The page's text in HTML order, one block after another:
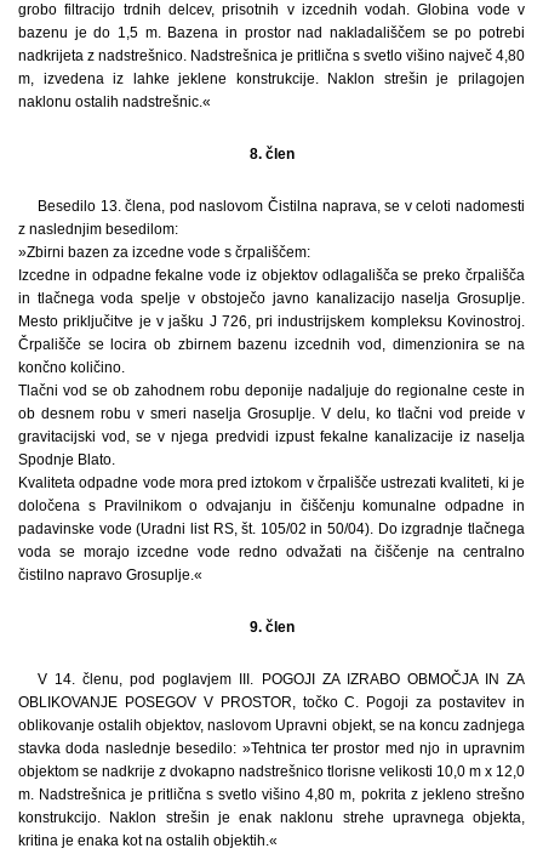
grobo filtracijo trdnih delcev, prisotnih v izcednih vodah. Globina vode v
bazenu je do 1,5 m. Bazena in prostor nad nakladališčem se po potrebi
nadkrijeta z nadstrešnico. Nadstrešnica je pritlična s svetlo višino največ 4,80
m, izvedena iz lahke jeklene konstrukcije. Naklon strešin je prilagojen
naklonu ostalih nadstrešnic.«
8. člen
Besedilo 13. člena, pod naslovom Čistilna naprava, se v celoti nadomesti
z naslednjim besedilom:
»Zbirni bazen za izcedne vode s črpališčem:
Izcedne in odpadne fekalne vode iz objektov odlagališča se preko črpališča
in tlačnega voda spelje v obstoječo javno kanalizacijo naselja Grosuplje.
Mesto priključitve je v jašku J 726, pri industrijskem kompleksu Kovinostroj.
Črpališče se locira ob zbirnem bazenu izcednih vod, dimenzionira se na
končno količino.
Tlačni vod se ob zahodnem robu deponije nadaljuje do regionalne ceste in
ob desnem robu v smeri naselja Grosuplje. V delu, ko tlačni vod preide v
gravitacijski vod, se v njega predvidi izpust fekalne kanalizacije iz naselja
Spodnje Blato.
Kvaliteta odpadne vode mora pred iztokom v črpališče ustrezati kvaliteti, ki je
določena s Pravilnikom o odvajanju in čiščenju komunalne odpadne in
padavinske vode (Uradni list RS, št. 105/02 in 50/04). Do izgradnje tlačnega
voda se morajo izcedne vode redno odvažati na čiščenje na centralno
čistilno napravo Grosuplje.«
9. člen
V 14. členu, pod poglavjem III. POGOJI ZA IZRABO OBMOČJA IN ZA
OBLIKOVANJE POSEGOV V PROSTOR, točko C. Pogoji za postavitev in
oblikovanje ostalih objektov, naslovom Upravni objekt, se na koncu zadnjega
stavka doda naslednje besedilo: »Tehtnica ter prostor med njo in upravnim
objektom se nadkrije z dvokapno nadstrešnico tlorisne velikosti 10,0 m x 12,0
m. Nadstrešnica je pritlična s svetlo višino 4,80 m, pokrita z jekleno strešno
konstrukcijo. Naklon strešin je enak naklonu strehe upravnega objekta,
kritina je enaka kot na ostalih objektih.«